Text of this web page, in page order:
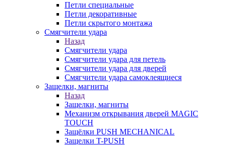
Петли специальные
Петли декоративные
Петли скрытого монтажа
Смягчители удара
Назад
Смягчители удара
Смягчители удара для петель
Смягчители удара для дверей
Cмягчители удара самоклеящиеся
Защелки, магниты
Назад
Защелки, магниты
Механизм открывания дверей MAGIC
TOUCH
Защёлки PUSH MECHANICAL
Защелки T-PUSH